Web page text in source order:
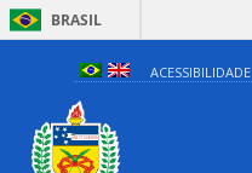
BRASIL
ACESSIBILIDADE